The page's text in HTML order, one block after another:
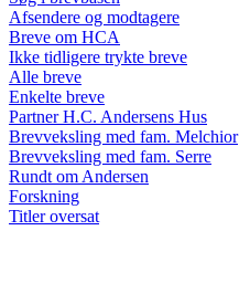
Afsendere og modtagere
Breve om HCA
Ikke tidligere trykte breve
Alle breve
Enkelte breve
Partner H.C. Andersens Hus
Brevveksling med fam. Melchior
Brevveksling med fam. Serre
Rundt om Andersen
Forskning
Titler oversat